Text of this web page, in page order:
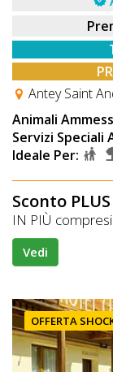
Antey Saint
Animali
Servizi Speciali
Ideale Per:
Sconto
IN PIÙ compresi
Vedi
OFFERTA